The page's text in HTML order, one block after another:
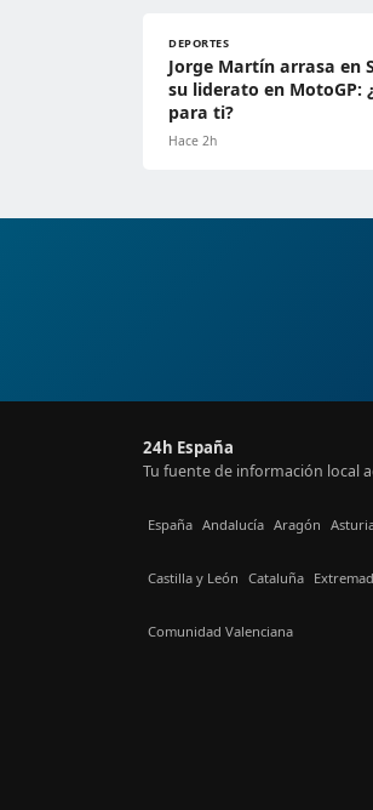
DEPORTES
Jorge Martín arrasa en
su liderato en MotoGP:
para ti?
Hace 2h
24h España
Tu fuente de información local
España Andalucía Aragón
Castilla y León Cataluña
Comunidad Valenciana